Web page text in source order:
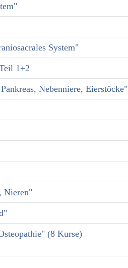
System"
1+2
Nebenniere, Eierstöcke"
Nieren"
(8 Kurse)